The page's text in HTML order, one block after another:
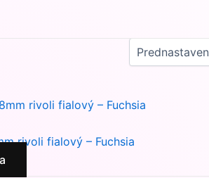
rivoli fialový – Fuchsia